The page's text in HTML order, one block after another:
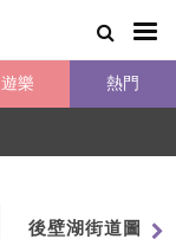
遊樂 熱門
後壁湖街道圖